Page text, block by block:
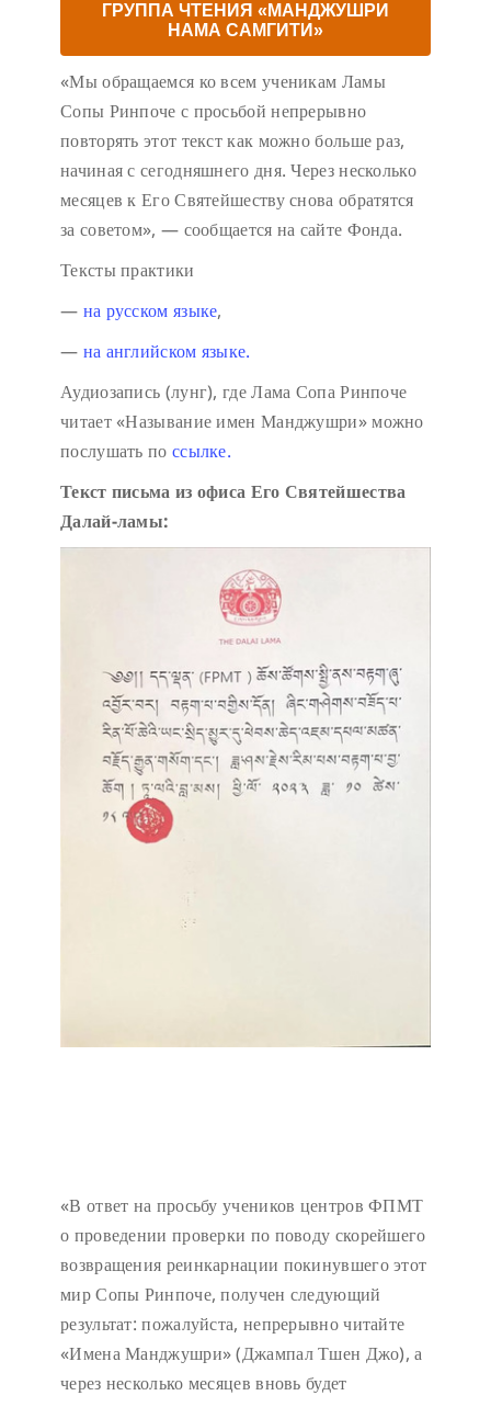
ГРУППА ЧТЕНИЯ «МАНДЖУШРИ
НАМА САМГИТИ»
«Мы обращаемся ко всем ученикам Ламы
Сопы Ринпоче с просьбой непрерывно
повторять этот текст как можно больше раз,
начиная с сегодняшнего дня. Через несколько
месяцев к Его Святейшеству снова обратятся
за советом», — сообщается на сайте Фонда.
Тексты практики
— на русском языке,
— на английском языке.
Аудиозапись (лунг), где Лама Сопа Ринпоче
читает «Называние имен Манджушри» можно
послушать по ссылке.
Текст письма из офиса Его Святейшества
Далай-ламы:
«В ответ на просьбу учеников центров ФПМТ
о проведении проверки по поводу скорейшего
возвращения реинкарнации покинувшего этот
мир Сопы Ринпоче, получен следующий
результат: пожалуйста, непрерывно читайте
«Имена Манджушри» (Джампал Тшен Джо), а
через несколько месяцев вновь будет